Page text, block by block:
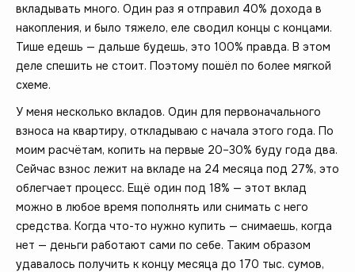
вкладывать много. Один раз я отправил 40% дохода в
накопления, и было тяжело, еле сводил концы с концами.
Тише едешь — дальше будешь, это 100% правда. В этом
деле спешить не стоит. Поэтому пошёл по более мягкой
схеме.
У меня несколько вкладов. Один для первоначального
взноса на квартиру, откладываю с начала этого года. По
моим расчётам, копить на первые 20–30% буду года два.
Сейчас взнос лежит на вкладе на 24 месяца под 27%, это
облегчает процесс. Ещё один под 18% — этот вклад
можно в любое время пополнять или снимать с него
средства. Когда что-то нужно купить — снимаешь, когда
нет — деньги работают сами по себе. Таким образом
удавалось получить к концу месяца до 170 тыс. сумов,